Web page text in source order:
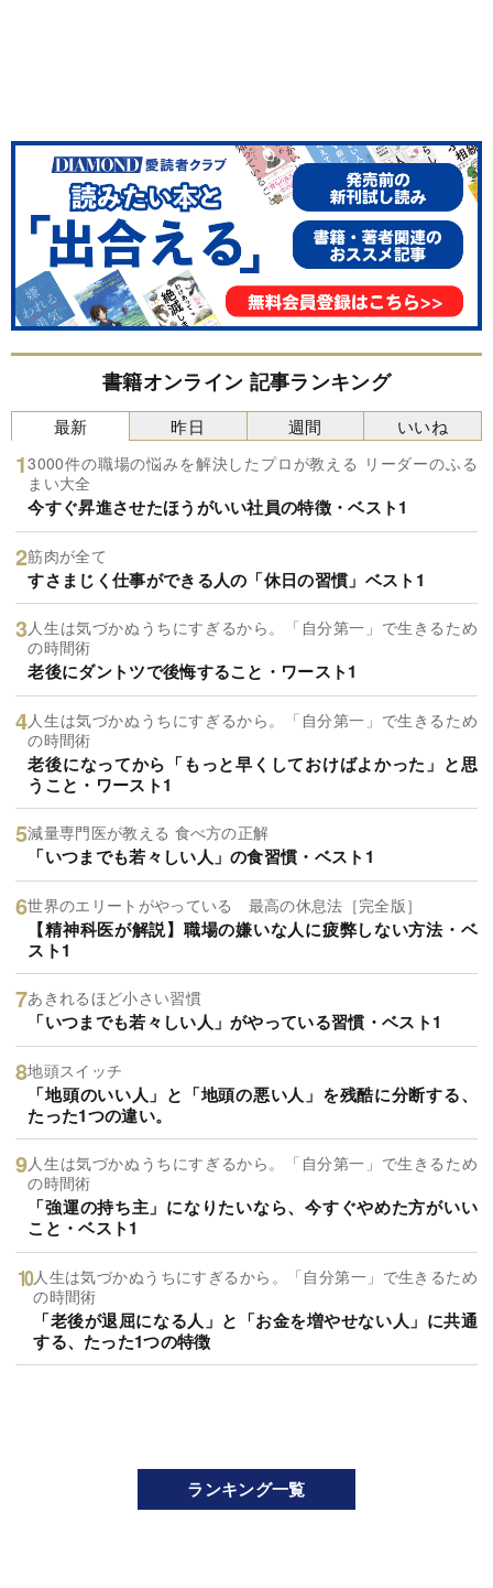
書籍オンライン 記事ランキング
最新
3000件の職場の悩みを解決したプロが教える リーダーのふる
まい大全
今すぐ昇進させたほうがいい社員の特徴・ベスト1
筋肉が全て
すさまじく仕事ができる人の「休日の習慣」ベスト1
人生は気づかぬうちにすぎるから。「自分第一」で生きるため
の時間術
老後にダントツで後悔すること・ワースト1
人生は気づかぬうちにすぎるから。「自分第一」で生きるため
の時間術
老後になってから「もっと早くしておけばよかった」と思
うこと・ワースト1
減量専門医が教える 食べ方の正解
「いつまでも若々しい人」の食習慣・ベスト1
世界のエリートがやっている 最高の休息法［完全版］
【精神科医が解説】職場の嫌いな人に疲弊しない方法・ベ
スト1
あきれるほど小さい習慣
「いつまでも若々しい人」がやっている習慣・ベスト1
地頭スイッチ
「地頭のいい人」と「地頭の悪い人」を残酷に分断する、
たった1つの違い。
人生は気づかぬうちにすぎるから。「自分第一」で生きるため
の時間術
「強運の持ち主」になりたいなら、今すぐやめた方がいい
こと・ベスト1
人生は気づかぬうちにすぎるから。「自分第一」で生きるため
の時間術
「老後が退屈になる人」と「お金を増やせない人」に共通
する、たった1つの特徴
昨日 週間 いいね
ランキング一覧